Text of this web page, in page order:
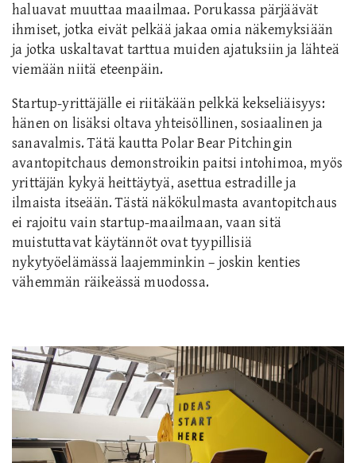
haluavat muuttaa maailmaa. Porukassa pärjäävät
ihmiset, jotka eivät pelkää jakaa omia näkemyksiään
ja jotka uskaltavat tarttua muiden ajatuksiin ja lähteä
viemään niitä eteenpäin.
Startup-yrittäjälle ei riitäkään pelkkä kekseliäisyys:
hänen on lisäksi oltava yhteisöllinen, sosiaalinen ja
sanavalmis. Tätä kautta Polar Bear Pitchingin
avantopitchaus demonstroikin paitsi intohimoa, myös
yrittäjän kykyä heittäytyä, asettua estradille ja
ilmaista itseään. Tästä näkökulmasta avantopitchaus
ei rajoitu vain startup-maailmaan, vaan sitä
muistuttavat käytännöt ovat tyypillisiä
nykytyöelämässä laajemminkin – joskin kenties
vähemmän räikeässä muodossa.